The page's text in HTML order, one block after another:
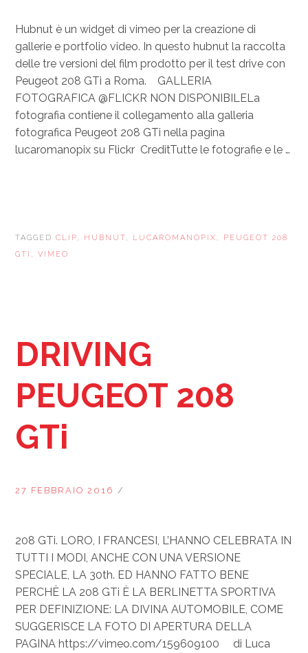
Hubnut è un widget di vimeo per la creazione di
gallerie e portfolio video. In questo hubnut la raccolta
delle tre versioni del film prodotto per il test drive con
Peugeot 208 GTi a Roma. GALLERIA
FOTOGRAFICA @FLICKR NON DISPONIBILELa
fotografia contiene il collegamento alla galleria
fotografica Peugeot 208 GTi nella pagina
lucaromanopix su Flickr CreditTutte le fotografie e le …
TAGGEDCLIP, HUBNUT, LUCAROMANOPIX , PEUGEOT 208
GTI ,VIMEO
DRIVING
PEUGEOT 208
GTi
27 FEBBRAIO 2016 /
208 GTi. LORO, I FRANCESI, L’HANNO CELEBRATA IN
TUTTI I MODI, ANCHE CON UNA VERSIONE
SPECIALE, LA 30th. ED HANNO FATTO BENE
PERCHÈ LA 208 GTi È LA BERLINETTA SPORTIVA
PER DEFINIZIONE: LA DIVINA AUTOMOBILE, COME
SUGGERISCE LA FOTO DI APERTURA DELLA
PAGINA https://vimeo.com/159609100 di Luca